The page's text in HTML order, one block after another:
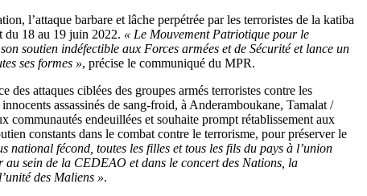
l’attaque barbare et lâche perpétrée par les terroristes de la katiba
du 18 au 19 juin 2022. « Le Mouvement Patriotique pour le
soutien indéfectible aux Forces armées et de Sécurité et lance un
ses formes », précise le communiqué du MPR.
des attaques ciblées des groupes armés terroristes contre les
assassinés de sang-froid, à Anderamboukane, Tamalat /
endeuillées et souhaite prompt rétablissement aux
constants dans le combat contre le terrorisme, pour préserver le
fécond, toutes les filles et tous les fils du pays à l’union
sein de la CEDEAO et dans le concert des Nations, la
des Maliens ».